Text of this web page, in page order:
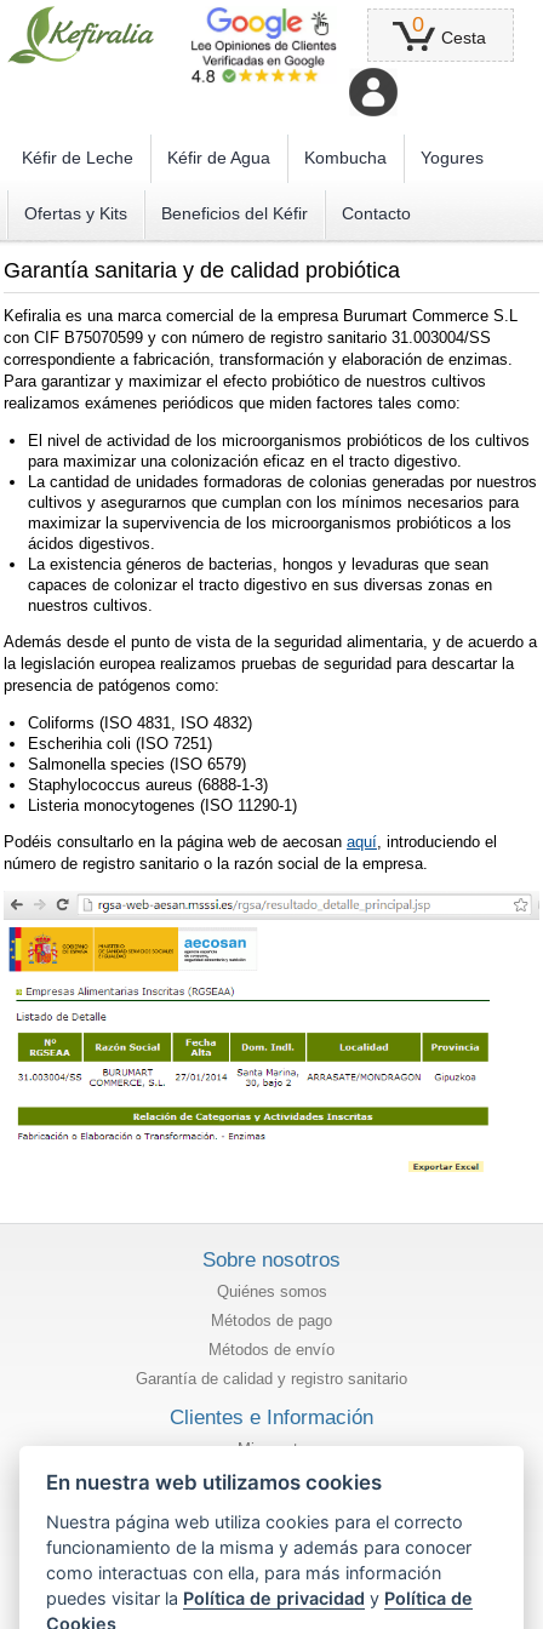
0
Cesta
Kéfir de Leche Kéfir de Agua Kombucha Yogures
Ofertas y Kits Beneficios del Kéfir Contacto
Garantía sanitaria y de calidad probiótica
Kefiralia es una marca comercial de la empresa Burumart Commerce S.L
con CIF B75070599 y con número de registro sanitario 31.003004/SS
correspondiente a fabricación, transformación y elaboración de enzimas.
Para garantizar y maximizar el efecto probiótico de nuestros cultivos
realizamos exámenes periódicos que miden factores tales como:
El nivel de actividad de los microorganismos probióticos de los cultivos
para maximizar una colonización eficaz en el tracto digestivo.
La cantidad de unidades formadoras de colonias generadas por nuestros
cultivos y asegurarnos que cumplan con los mínimos necesarios para
maximizar la supervivencia de los microorganismos probióticos a los
ácidos digestivos.
La existencia géneros de bacterias, hongos y levaduras que sean
capaces de colonizar el tracto digestivo en sus diversas zonas en
nuestros cultivos.
Además desde el punto de vista de la seguridad alimentaria, y de acuerdo a
la legislación europea realizamos pruebas de seguridad para descartar la
presencia de patógenos como:
Coliforms (ISO 4831, ISO 4832)
Escherihia coli (ISO 7251)
Salmonella species (ISO 6579)
Staphylococcus aureus (6888-1-3)
Listeria monocytogenes (ISO 11290-1)
Podéis consultarlo en la página web de aecosan aquí, introduciendo el
número de registro sanitario o la razón social de la empresa.
Sobre nosotros
Quiénes somos
Métodos de pago
Métodos de envío
Garantía de calidad y registro sanitario
Clientes e Información
Mi cuenta
Estado de mi pedido
Información
Política de privacidad
Términos y condiciones de uso
Política de cookies
En nuestra web utilizamos cookies
Nuestra página web utiliza cookies para el correcto
funcionamiento de la misma y además para conocer
como interactuas con ella, para más información
puedes visitar la Política de privacidad y Política de
Cookies